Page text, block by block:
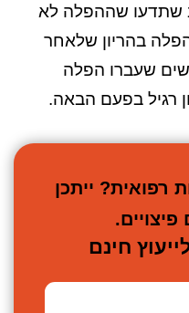
שתדעו שההפלה לא
בהריון שלאחר
עד 85% מהנשים שעברו הפלה
רגיל בפעם הבאה.
רפואית? ייתכן
חינם